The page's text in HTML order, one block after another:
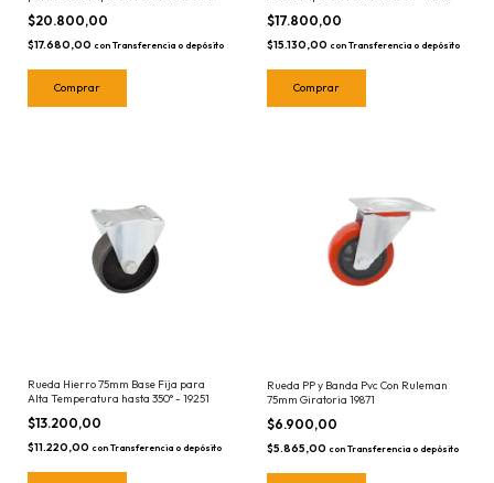
19257
$20.800,00
$17.680,00 con Transferencia o depósito
$17.800,00
$15.130,00 con Transferencia o depósito
Rueda Hierro 75mm Base Fija para
Alta Temperatura hasta 350° - 19251
$13.200,00
$11.220,00 con Transferencia o depósito
Rueda PP y Banda Pvc Con Ruleman
75mm Giratoria 19871
$6.900,00
$5.865,00 con Transferencia o depósito